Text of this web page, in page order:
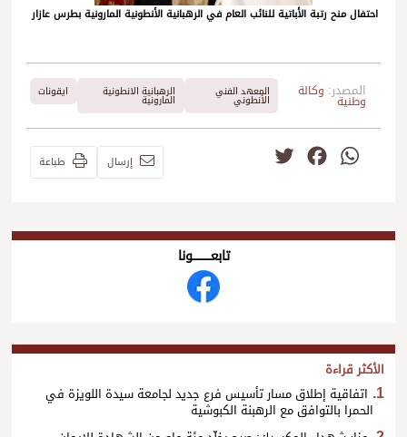
احتفال منح رتبة الأباتية للنائب العام في الرهبانية الأنطونية المارونية بطرس عازار
المصدر: وكالة
وطنية
المعهد الفني
الأنطوني
الرهبانية الانطونية
المارونية
ايقونات
WhatsApp
Facebook إرسال طباعة
تابعــــــــــونا
الأكثر قراءة
اتفاقية إطلاق مسار تأسيس فرع جديد لجامعة سيدة اللويزة في
الحمرا بالتوافق مع الرهبنة الكبوشية